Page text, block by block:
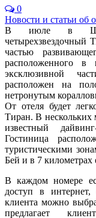
0
Новости и статьи об
В июле в
четырехзвездочный
частью
расположенного в
эксклюзивной
расположен на
нетронутым
От отеля будет
Тиран. В нескольких
известный
Гостиница
туристическими
Бей и в 7 километрах
В каждом номере
доступ в
клиента можно
предлагает